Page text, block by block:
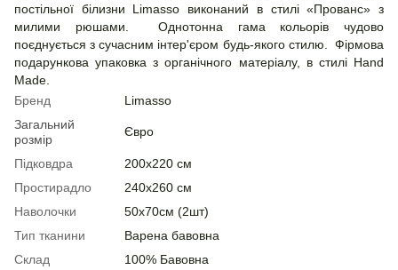
постільної білизни Limasso виконаний в стилі «Прованс» з
милими рюшами. Однотонна гама кольорів чудово
поєднується з сучасним інтер'єром будь-якого стилю. Фірмова
подарункова упаковка з органічного матеріалу, в стилі Hand
Made.
Бренд
Limasso
Загальний
розмір
Євро
Підковдра
200х220 см
Простирадло
240х260 см
Наволочки
50х70см (2шт)
Тип тканини
Варена бавовна
Склад
100% Бавовна